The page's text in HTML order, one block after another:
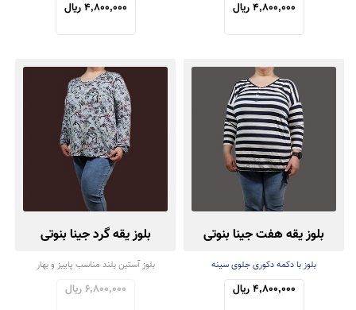
4,800,000 ریال 4,800,000 ریال
بلوز یقه هفت جینا بنوتی
بلوز با دکمه دکوری جلوی سینه
4,800,000 ریال
بلوز یقه گرد جینا بنوتی
بلوز آستین بلند مناسب پاییز و بهار
6,800,000 ریال